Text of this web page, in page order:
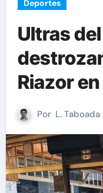
Deportes
Ultras
Riazor
Por L. Taboada